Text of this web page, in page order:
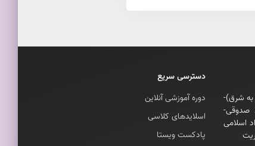
به شرق)-
صدوقی-
اسلامی
دسترسی سریع
دوره آموزشی آنلاین
اسلایدهای کلاسی
پادکست ویستا